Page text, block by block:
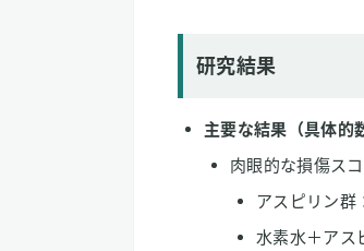
研究結果
主要な結果（具体的
肉眼的な損傷ス
アスピリン
水素水＋アス